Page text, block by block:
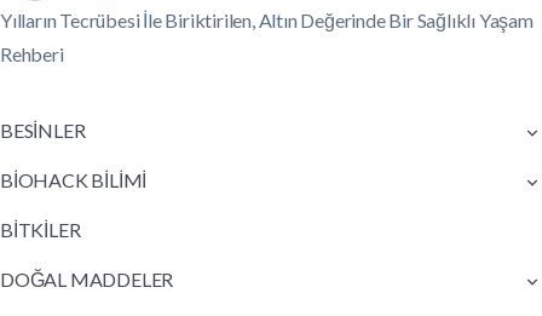
Yılların Tecrübesi İle Biriktirilen, Altın Değerinde Bir Sağlıklı Yaşam
Rehberi
BESİNLER
BİOHACK BİLİMİ
BİTKİLER
DOĞAL MADDELER